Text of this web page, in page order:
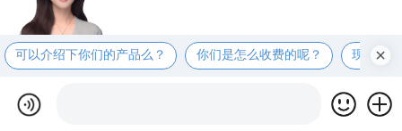
可以介绍下你们的产品么？ 你们是怎么收费的呢？ 现在有